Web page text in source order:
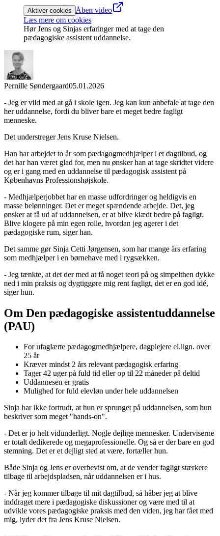
Aktiver cookies
Åben video
Læs mere om cookies
Hør Jens og Sinjas erfaringer med at tage den
pædagogiske assistent uddannelse.
Pernille Søndergaard05.01.2026
- Jeg er vild med at gå i skole igen. Jeg kan kun anbefale at tage den
her uddannelse, fordi du bliver bare et meget bedre fagligt
menneske.
Det understreger Jens Kruse Nielsen.
Han har arbejdet to år som pædagogmedhjælper i et dagtilbud, og
det har han været glad for, men nu ønsker han at tage skridtet videre
og er i gang med en uddannelse til pædagogisk assistent på
Københavns Professionshøjskole.
- Medhjælperjobbet har en masse udfordringer og heldigvis en
masse belønninger. Det er meget spændende arbejde. Det, jeg
ønsker at få ud af uddannelsen, er at blive klædt bedre på fagligt.
Blive klogere på min egen rolle, hvordan jeg agerer i det
pædagogiske rum, siger han.
Det samme gør Sinja Cetti Jørgensen, som har mange års erfaring
som medhjælper i en børnehave med i rygsækken.
- Jeg tænkte, at det der med at få noget teori på og simpelthen dykke
ned i min praksis og dygtiggøre mig rent fagligt, det er en god idé,
siger hun.
Om Den pædagogiske assistentuddannelse
(PAU)
For ufaglærte pædagogmedhjælpere, dagplejere el.lign. over
25 år
Kræver mindst 2 års relevant pædagogisk erfaring
Tager 42 uger på fuld tid eller op til 22 måneder på deltid
Uddannesen er gratis
Mulighed for fuld elevløn under hele uddannelsen
Sinja har ikke fortrudt, at hun er sprunget på uddannelsen, som hun
beskriver som meget "hands-on".
- Det er jo helt vidunderligt. Nogle dejlige mennesker. Underviserne
er totalt dedikerede og megaprofessionelle. Og så er der bare en god
stemning. Det er et dejligt sted at være, fortæller hun.
Både Sinja og Jens er overbevist om, at de vender fagligt stærkere
tilbage til arbejdspladsen, når uddannelsen er i hus.
- Når jeg kommer tilbage til mit dagtilbud, så håber jeg at blive
inddraget mere i pædagogiske diskussioner og være med til at
udvikle vores pædagogiske praksis med den viden, jeg har fået med
mig, lyder det fra Jens Kruse Nielsen.